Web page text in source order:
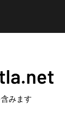
みます